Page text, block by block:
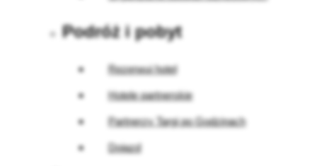
Podróż i pobyt
Rezerwuj hotel
Hotele partnerskie
Partnerzy Targi po Godzinach
Dojazd